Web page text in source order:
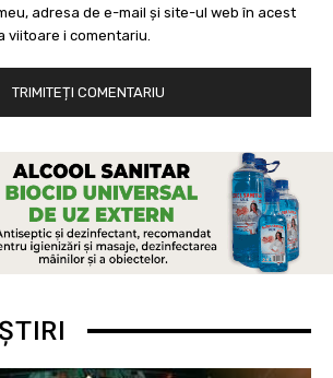
adresa de e-mail și site-ul web în acest
viitoare i comentariu.